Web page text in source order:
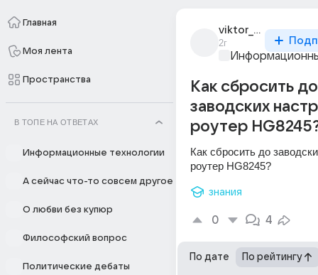
Главная
Моя лента
Пространства
В ТОПЕ НА ОТВЕТАХ
Информационные технологии
А сейчас что-то совсем другое
О любви без купюр
Философский вопрос
Политические дебаты
viktor_melentev_71
2г
Как сбросить до
заводских
роутер
Как сбросить до
роутер HG8245?
знания
0 4
По дате По рейтингу